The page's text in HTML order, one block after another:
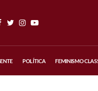
POLÍTICA FEMINISMO